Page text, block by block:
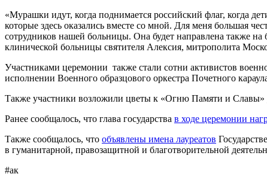
«Мурашки идут, когда поднимается российский флаг, когда
которые здесь оказались вместе со мной. Для меня большая
сотрудников нашей больницы. Она будет направлена также на
клинической больницы святителя Алексия, митрополита
Участниками церемонии также стали сотни активистов
исполнении Военного образцового оркестра Почетного
Также участники возложили цветы к «Огню Памяти и Славы»
Ранее сообщалось, что глава государства в ходе церемонии
Также сообщалось, что объявлены имена лауреатов
в гуманитарной, правозащитной и благотворительной
#ак